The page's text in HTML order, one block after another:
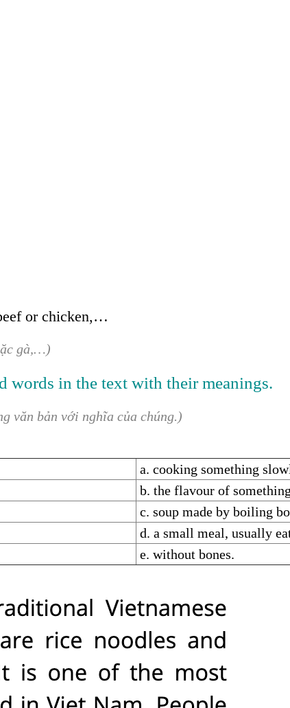
or chicken,…
gà,…)
words in the text with their meanings.
văn bản với nghĩa của chúng.)
a. cooking something
b. the flavour of something
c. soup made by boiling
d. a small meal, usually
e. without bones.